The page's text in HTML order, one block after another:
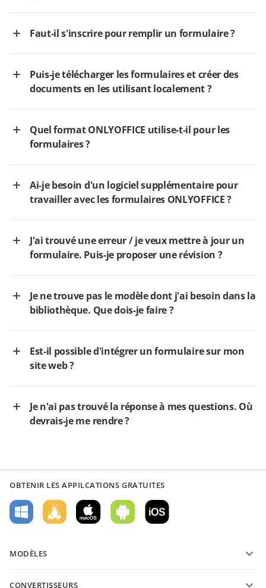
Faut-il s'inscrire pour remplir un formulaire ?
Puis-je télécharger les formulaires et créer des
documents en les utilisant localement ?
Quel format ONLYOFFICE utilise-t-il pour les
formulaires ?
Ai-je besoin d'un logiciel supplémentaire pour
travailler avec les formulaires ONLYOFFICE ?
J'ai trouvé une erreur / je veux mettre à jour un
formulaire. Puis-je proposer une révision ?
Je ne trouve pas le modèle dont j'ai besoin dans la
bibliothèque. Que dois-je faire ?
Est-il possible d'intégrer un formulaire sur mon
site web ?
Je n'ai pas trouvé la réponse à mes questions. Où
devrais-je me rendre ?
OBTENIR LES APPILCATIONS GRATUITES
MODÈLES
CONVERTISSEURS